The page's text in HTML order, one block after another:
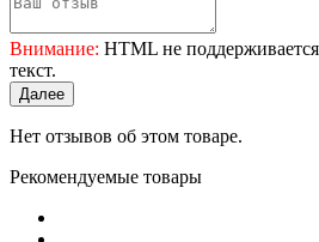
Внимание: HTML не
текст.
Далее
Нет отзывов об этом товаре.
Рекомендуемые товары